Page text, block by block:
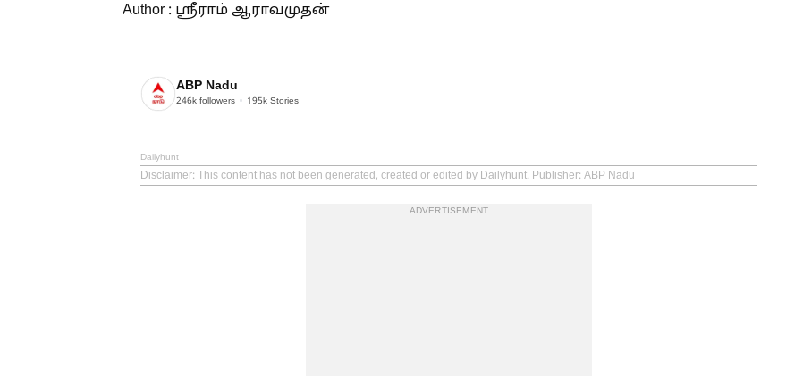
Author : ஸ்ரீராம் ஆராவமுதன்
ABP Nadu
246k followers 195k Stories
Dailyhunt
Disclaimer: This content has not been generated, created or edited by Dailyhunt. Publisher: ABP Nadu
ADVERTISEMENT